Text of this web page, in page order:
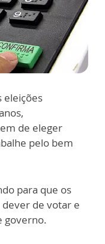
eleições
de eleger
pelo bem
para que os
de votar e
governo.